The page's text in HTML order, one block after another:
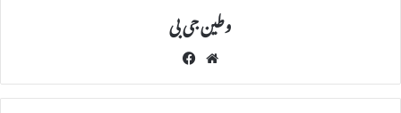
وطین جی بی
We
bsi
te
eb
oo